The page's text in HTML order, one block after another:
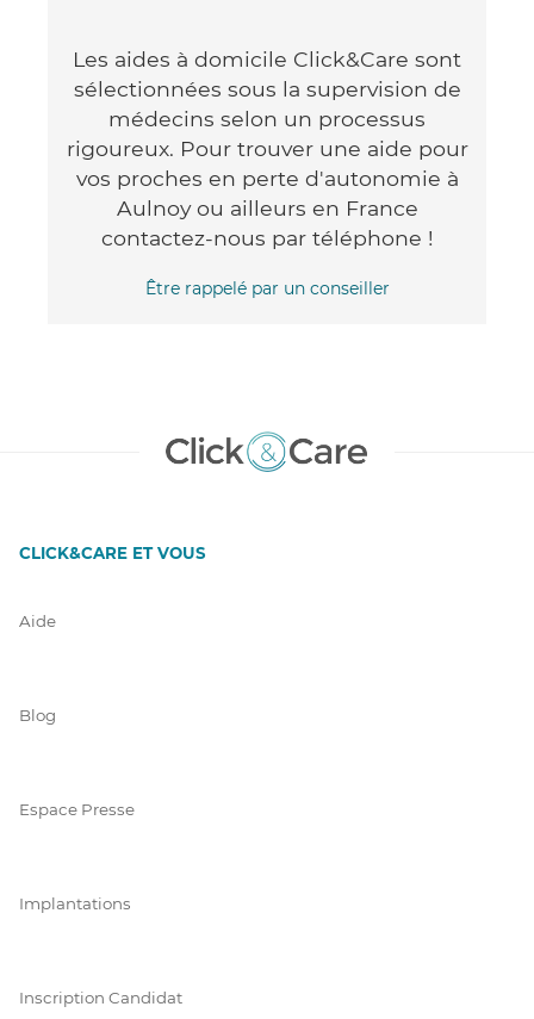
Les aides à domicile Click&Care sont
sélectionnées sous la supervision de
médecins selon un processus
rigoureux. Pour trouver une aide pour
vos proches en perte d'autonomie à
Aulnoy ou ailleurs en France
contactez-nous par téléphone !
Être rappelé par un conseiller
CLICK&CARE ET VOUS
Aide
Blog
Espace Presse
Implantations
Inscription Candidat